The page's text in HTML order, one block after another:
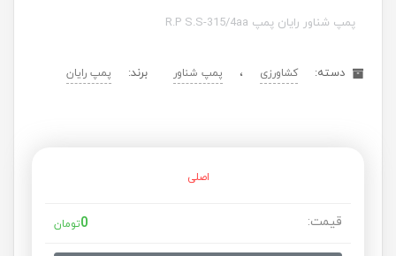
پمپ شناور رایان پمپ R.P S.S-315/4aa
دسته: کشاورزی ، پمپ شناور برند: پمپ رایان
اصلی
قیمت: 0تومان